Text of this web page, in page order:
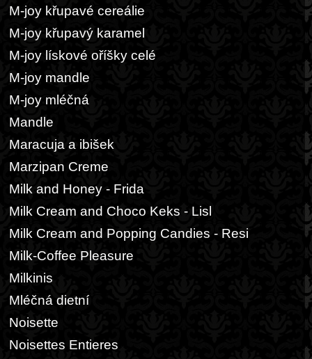
M-joy křupavé cereálie
M-joy křupavý karamel
M-joy lískové oříšky celé
M-joy mandle
M-joy mléčná
Mandle
Maracuja a ibišek
Marzipan Creme
Milk and Honey - Frida
Milk Cream and Choco Keks - Lisl
Milk Cream and Popping Candies - Resi
Milk-Coffee Pleasure
Milkinis
Mléčná dietní
Noisette
Noisettes Entieres